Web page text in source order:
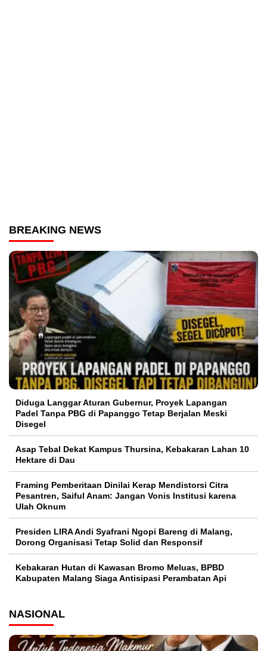
BREAKING NEWS
Diduga Langgar Aturan Gubernur, Proyek Lapangan
Padel Tanpa PBG di Papanggo Tetap Berjalan Meski
Disegel
Asap Tebal Dekat Kampus Thursina, Kebakaran Lahan 10
Hektare di Dau
Framing Pemberitaan Dinilai Kerap Mendistorsi Citra
Pesantren, Saiful Anam: Jangan Vonis Institusi karena
Ulah Oknum
Presiden LIRA Andi Syafrani Ngopi Bareng di Malang,
Dorong Organisasi Tetap Solid dan Responsif
Kebakaran Hutan di Kawasan Bromo Meluas, BPBD
Kabupaten Malang Siaga Antisipasi Perambatan Api
NASIONAL